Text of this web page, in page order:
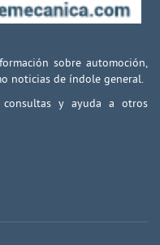
sobre automoción,
noticias de índole general.
consultas y ayuda a otros